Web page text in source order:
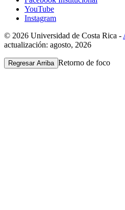
YouTube
Instagram
© 2026 Universidad de Costa Rica -
actualización: agosto, 2026
Regresar Arriba Retorno de foco